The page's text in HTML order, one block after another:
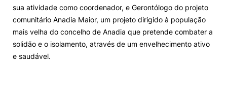
sua atividade como coordenador, e Gerontólogo do projeto
comunitário Anadia Maior, um projeto dirigido à população
mais velha do concelho de Anadia que pretende combater a
solidão e o isolamento, através de um envelhecimento ativo
e saudável.